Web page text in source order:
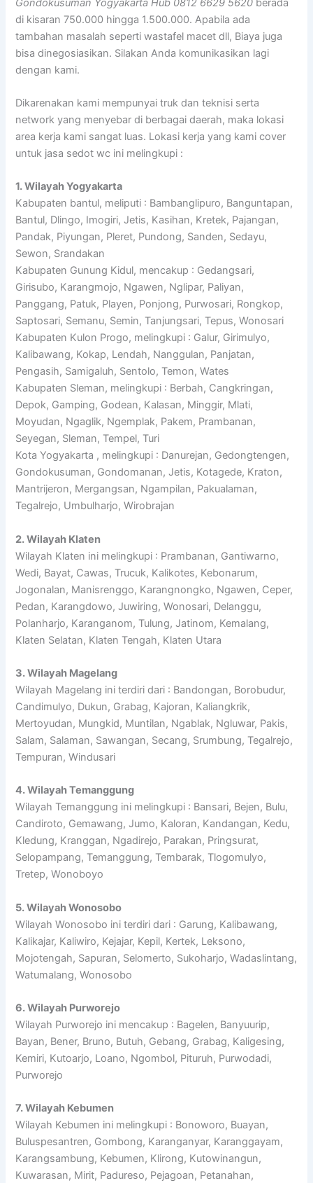
Gondokusuman Yogyakarta Hub 0812 6629 5620 berada
di kisaran 750.000 hingga 1.500.000. Apabila ada
tambahan masalah seperti wastafel macet dll, Biaya juga
bisa dinegosiasikan. Silakan Anda komunikasikan lagi
dengan kami.
Dikarenakan kami mempunyai truk dan teknisi serta
network yang menyebar di berbagai daerah, maka lokasi
area kerja kami sangat luas. Lokasi kerja yang kami cover
untuk jasa sedot wc ini melingkupi :
1. Wilayah Yogyakarta
Kabupaten bantul, meliputi : Bambanglipuro, Banguntapan,
Bantul, Dlingo, Imogiri, Jetis, Kasihan, Kretek, Pajangan,
Pandak, Piyungan, Pleret, Pundong, Sanden, Sedayu,
Sewon, Srandakan
Kabupaten Gunung Kidul, mencakup : Gedangsari,
Girisubo, Karangmojo, Ngawen, Nglipar, Paliyan,
Panggang, Patuk, Playen, Ponjong, Purwosari, Rongkop,
Saptosari, Semanu, Semin, Tanjungsari, Tepus, Wonosari
Kabupaten Kulon Progo, melingkupi : Galur, Girimulyo,
Kalibawang, Kokap, Lendah, Nanggulan, Panjatan,
Pengasih, Samigaluh, Sentolo, Temon, Wates
Kabupaten Sleman, melingkupi : Berbah, Cangkringan,
Depok, Gamping, Godean, Kalasan, Minggir, Mlati,
Moyudan, Ngaglik, Ngemplak, Pakem, Prambanan,
Seyegan, Sleman, Tempel, Turi
Kota Yogyakarta , melingkupi : Danurejan, Gedongtengen,
Gondokusuman, Gondomanan, Jetis, Kotagede, Kraton,
Mantrijeron, Mergangsan, Ngampilan, Pakualaman,
Tegalrejo, Umbulharjo, Wirobrajan
2. Wilayah Klaten
Wilayah Klaten ini melingkupi : Prambanan, Gantiwarno,
Wedi, Bayat, Cawas, Trucuk, Kalikotes, Kebonarum,
Jogonalan, Manisrenggo, Karangnongko, Ngawen, Ceper,
Pedan, Karangdowo, Juwiring, Wonosari, Delanggu,
Polanharjo, Karanganom, Tulung, Jatinom, Kemalang,
Klaten Selatan, Klaten Tengah, Klaten Utara
3. Wilayah Magelang
Wilayah Magelang ini terdiri dari : Bandongan, Borobudur,
Candimulyo, Dukun, Grabag, Kajoran, Kaliangkrik,
Mertoyudan, Mungkid, Muntilan, Ngablak, Ngluwar, Pakis,
Salam, Salaman, Sawangan, Secang, Srumbung, Tegalrejo,
Tempuran, Windusari
4. Wilayah Temanggung
Wilayah Temanggung ini melingkupi : Bansari, Bejen, Bulu,
Candiroto, Gemawang, Jumo, Kaloran, Kandangan, Kedu,
Kledung, Kranggan, Ngadirejo, Parakan, Pringsurat,
Selopampang, Temanggung, Tembarak, Tlogomulyo,
Tretep, Wonoboyo
5. Wilayah Wonosobo
Wilayah Wonosobo ini terdiri dari : Garung, Kalibawang,
Kalikajar, Kaliwiro, Kejajar, Kepil, Kertek, Leksono,
Mojotengah, Sapuran, Selomerto, Sukoharjo, Wadaslintang,
Watumalang, Wonosobo
6. Wilayah Purworejo
Wilayah Purworejo ini mencakup : Bagelen, Banyuurip,
Bayan, Bener, Bruno, Butuh, Gebang, Grabag, Kaligesing,
Kemiri, Kutoarjo, Loano, Ngombol, Pituruh, Purwodadi,
Purworejo
7. Wilayah Kebumen
Wilayah Kebumen ini melingkupi : Bonoworo, Buayan,
Buluspesantren, Gombong, Karanganyar, Karanggayam,
Karangsambung, Kebumen, Klirong, Kutowinangun,
Kuwarasan, Mirit, Padureso, Pejagoan, Petanahan,